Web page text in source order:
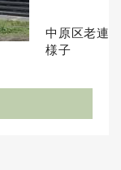
中原区老連
様子